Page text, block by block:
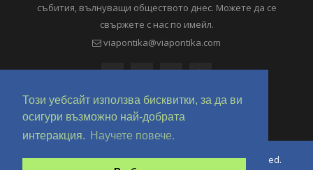
Този уебсайт използва бисквитки, за да ви
осигури възможно най-добрата
интеракция.
Научете повече.
събития, вълнуващи обществото днес. Можете да се
свържете с нас по имейл.
viapontika@viapontika.com
Copyright © 2018-2024 ViaPontika.com. All Rights Reserved.